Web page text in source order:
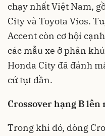
chạy nhất Việt Nam,
City và Toyota Vios.
Accent còn cơ hội
các mẫu xe ở phân
Honda City đã đánh
cứ tụt dần.
Crossover hạng B lên
Trong khi đó, dòng